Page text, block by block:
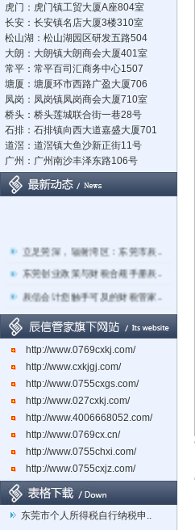
虎门：虎门镇工贸大厦A座804室
长安：长安镇名店大厦3楼310室
松山湖：松山湖园区研发五路504
大朗：大朗镇大朗商会大厦401室
常平：常平百司汇商务中心1507
塘厦：塘厦环市西路广盈大厦706
凤岗：凤岗镇凤岗商会大厦710室
桥头：桥头莲城联合街一巷28号
石排：石排镇向西大道嘉盛大厦701
道滘：道滘镇大鱼沙新正街11号
广州：广州南沙丰泽东路106号
立足莞深，辐射湾区：东莞市辰..
东莞创业政策与财税合规手册辰..
辰信会计您触手可及的财税管家..
关于东莞市经营主体电子化登记..
东莞辰信会计代理有限公司专业..
东莞市长安镇长盛社区长中路1..
http://www.0769cxkj.com/
http://www.cxkjgj.com/
http://www.0755cxgs.com/
http://www.027cxkj.com/
http://www.4006668052.com/
http://www.0769cx.cn/
http://www.0755chxi.com/
http://www.0755cxjz.com/
东莞市个人所得税自行纳税申..